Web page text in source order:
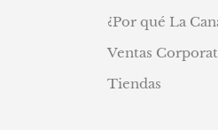
¿Por qué La
Ventas
Tiendas